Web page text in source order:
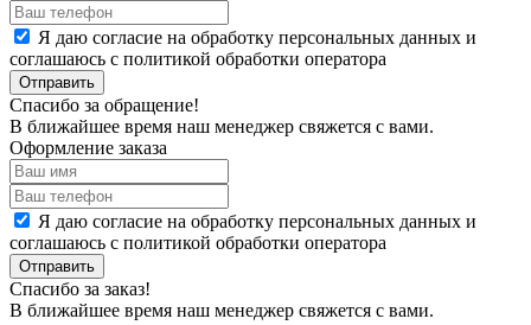
Я даю согласие на обработку персональных данных и
соглашаюсь с политикой обработки оператора
Отправить
Спасибо за обращение!
В ближайшее время наш менеджер свяжется с вами.
Оформление заказа
Я даю согласие на обработку персональных данных и
соглашаюсь с политикой обработки оператора
Отправить
Спасибо за заказ!
В ближайшее время наш менеджер свяжется с вами.